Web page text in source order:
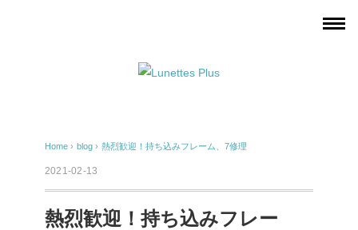
Home › blog › 熱烈歓迎！持ち込みフレーム、7修理
2021-02-13
熱烈歓迎！持ち込みフレー